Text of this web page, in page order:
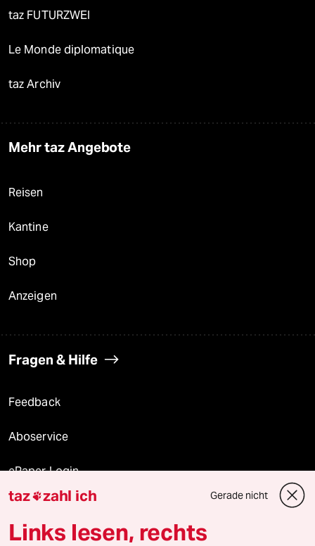
taz FUTURZWEI
Le Monde diplomatique
taz Archiv
Mehr taz Angebote
Reisen
Kantine
Shop
Anzeigen
Fragen & Hilfe
Feedback
Aboservice
ePaper Login
Downloads für Abonnierende
taz zahl ich Gerade nicht
Links lesen, rechts